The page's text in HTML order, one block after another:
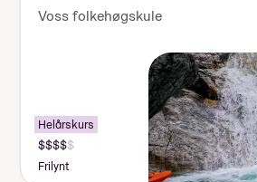
Voss folkehøgskule
Helårskurs
Frilynt